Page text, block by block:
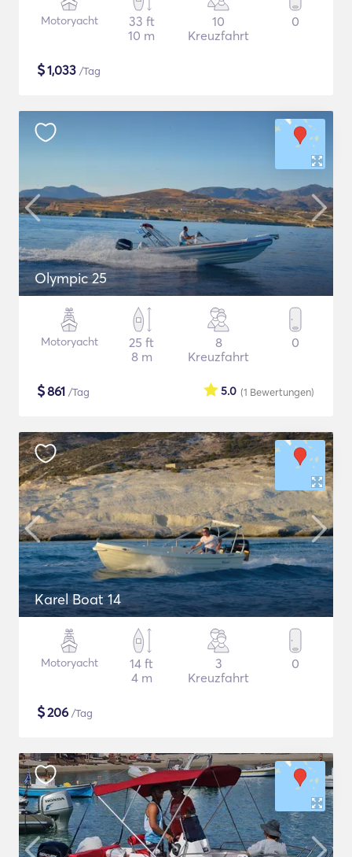
Motoryacht
33 ft
10 m
10
Kreuzfahrt
0
$1,033 /Tag
Olympic 25
Motoryacht
25 ft
8 m
8
Kreuzfahrt
0
$861 /Tag (1 Bewertungen)
5.0
Karel Boat 14
Motoryacht
14 ft
4 m
3
Kreuzfahrt
0
$206 /Tag